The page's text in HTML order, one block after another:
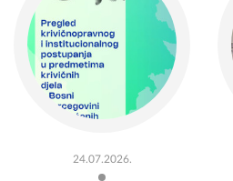
24.07.2026.